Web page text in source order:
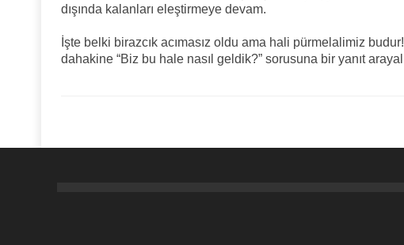
dışında kalanları eleştirmeye devam.
İşte belki birazcık acımasız oldu ama hali pürmelalimiz
dahakine “Biz bu hale nasıl geldik?” sorusuna bir yanıt